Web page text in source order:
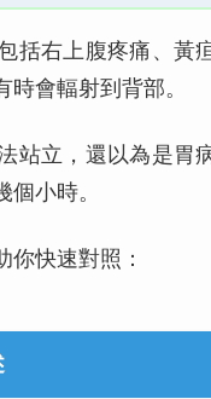
括右上腹疼痛、黃
會輻射到背部。
站立，還以為是胃
小時。
快速對照：